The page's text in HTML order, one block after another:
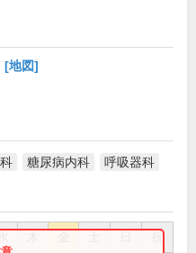
[地図]
糖尿病内科 呼吸器科
祝